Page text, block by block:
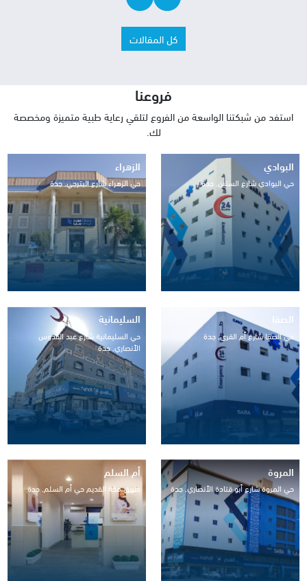
كل المقالات
فروعنا
استفد من شبكتنا الواسعة من الفروع لتلقي رعاية طبية متميزة ومخصصة
لك.
البوادي
حي البوادي شارع الستين, جدة
الزهراء
حي الزهراء شارع البترجي, جدة
الصفا
حي الصفا شارع أم القرى, جدة
السليمانية
حي السليمانية شارع عبد القدوس
الأنصاري, جدة
المروة
حي المروة شارع أبو قتادة الأنصاري, جدة
أم السلم
طريق مكة القديم حي أم السلم, جدة